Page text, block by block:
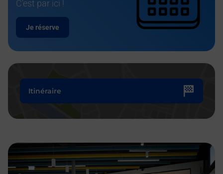
C'est par ici !
Je réserve
Itinéraire